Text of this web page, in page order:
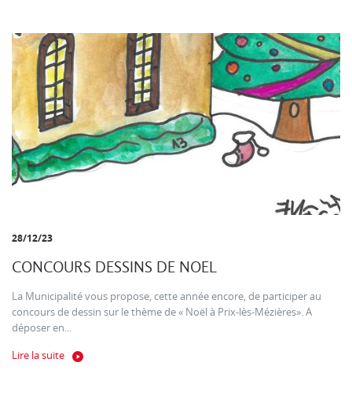
28/12/23
CONCOURS DESSINS DE NOEL
La Municipalité vous propose, cette année encore, de participer au
concours de dessin sur le thème de « Noël à Prix-lès-Mézières». A
déposer en...
Lire la suite